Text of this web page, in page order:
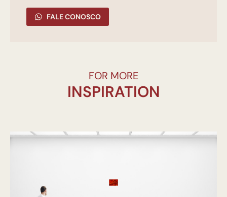
FALE CONOSCO
FOR MORE
INSPIRATION